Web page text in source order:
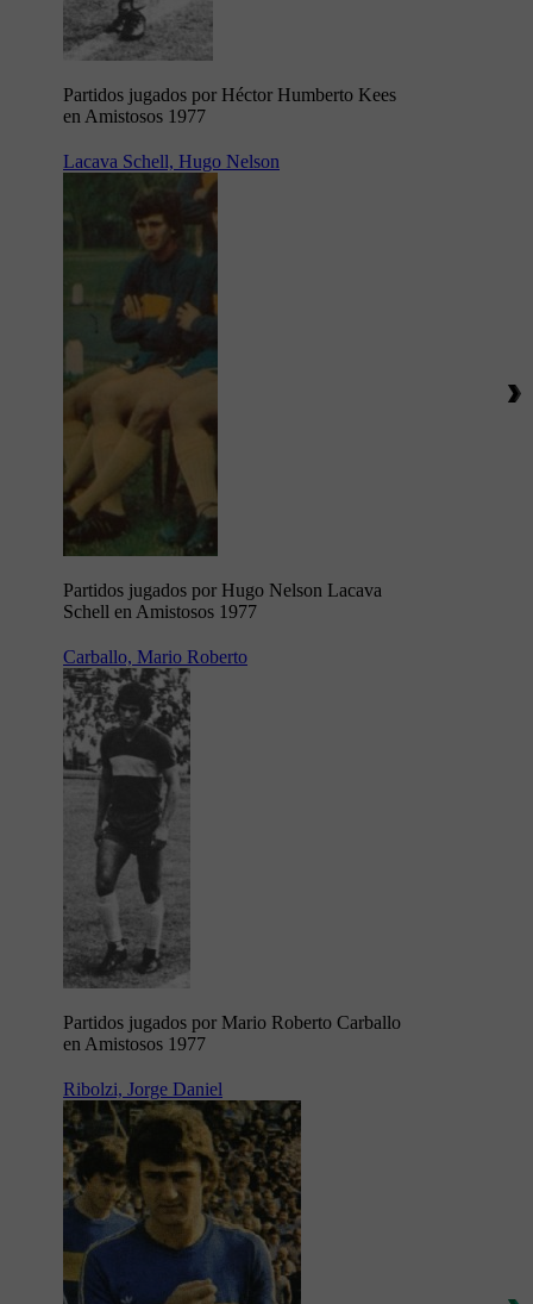
Partidos jugados por Héctor Humberto Kees
en Amistosos 1977
Lacava Schell, Hugo Nelson
Partidos jugados por Hugo Nelson Lacava
Schell en Amistosos 1977
Carballo, Mario Roberto
Partidos jugados por Mario Roberto Carballo
en Amistosos 1977
Ribolzi, Jorge Daniel